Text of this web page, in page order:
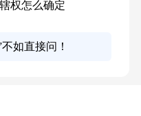
权怎么确定
不如直接问！